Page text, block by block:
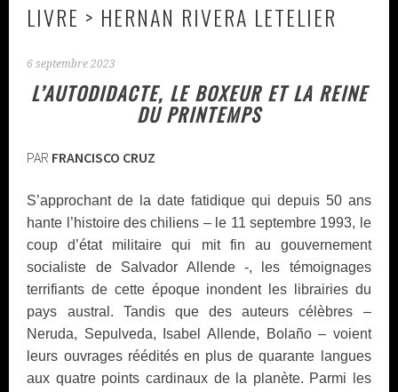
LIVRE > HERNAN RIVERA LETELIER
6 septembre 2023
L’AUTODIDACTE, LE BOXEUR ET LA REINE
DU PRINTEMPS
PAR FRANCISCO CRUZ
S’approchant de la date fatidique qui depuis 50 ans
hante l’histoire des chiliens – le 11 septembre 1993, le
coup d’état militaire qui mit fin au gouvernement
socialiste de Salvador Allende -, les témoignages
terrifiants de cette époque inondent les librairies du
pays austral. Tandis que des auteurs célèbres –
Neruda, Sepulveda, Isabel Allende, Bolaño – voient
leurs ouvrages réédités en plus de quarante langues
aux quatre points cardinaux de la planète. Parmi les